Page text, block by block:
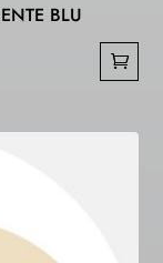
BLU